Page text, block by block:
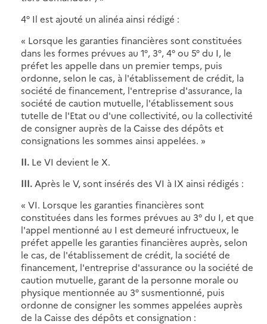
4° Il est ajouté un alinéa ainsi rédigé :
« Lorsque les garanties financières sont constituées
dans les formes prévues au 1°, 3°, 4° ou 5° du I, le
préfet les appelle dans un premier temps, puis
ordonne, selon le cas, à l'établissement de crédit, la
société de financement, l'entreprise d'assurance, la
société de caution mutuelle, l'établissement sous
tutelle de l'Etat ou d'une collectivité, ou la collectivité
de consigner auprès de la Caisse des dépôts et
consignations les sommes ainsi appelées. »
II. Le VI devient le X.
III. Après le V, sont insérés des VI à IX ainsi rédigés :
« VI. Lorsque les garanties financières sont
constituées dans les formes prévues au 3° du I, et que
l'appel mentionné au I est demeuré infructueux, le
préfet appelle les garanties financières auprès, selon
le cas, de l'établissement de crédit, la société de
financement, l'entreprise d'assurance ou la société de
caution mutuelle, garant de la personne morale ou
physique mentionnée au 3° susmentionné, puis
ordonne de consigner les sommes appelées auprès
de la Caisse des dépôts et consignation :